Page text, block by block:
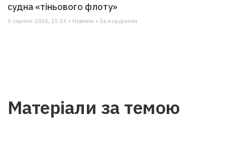
судна «тіньового флоту»
6 серпня 2026, 15:15 • Новини • За кордоном
Матеріали за темою